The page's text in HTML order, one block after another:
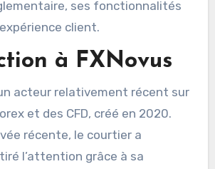
ses fonctionnalités
client.
à FXNovus
acteur relativement récent sur
et des CFD, créé en 2020.
récente, le courtier a
l’attention grâce à sa